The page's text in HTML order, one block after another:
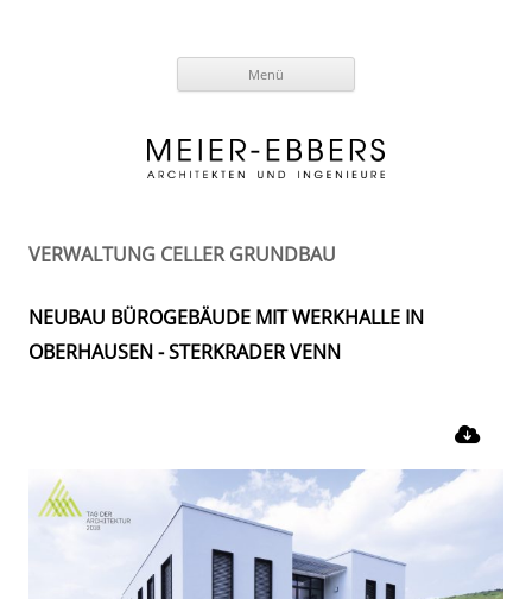
Menü
VERWALTUNG CELLER GRUNDBAU
NEUBAU BÜROGEBÄUDE MIT WERKHALLE IN
OBERHAUSEN - STERKRADER VENN